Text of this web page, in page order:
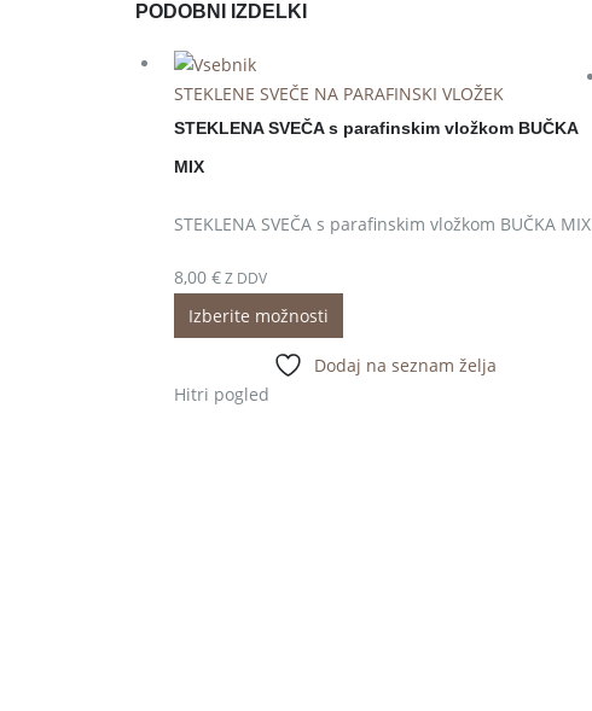
PODOBNI IZDELKI
STEKLENE SVEČE NA PARAFINSKI VLOŽEK
STEKLENA SVEČA s parafinskim vložkom BUČKA
MIX
STEKLENA SVEČA s parafinskim vložkom BUČKA MIX
8,00 €Z DDV
Izberite možnosti
Dodaj na seznam želja
Hitri pogled